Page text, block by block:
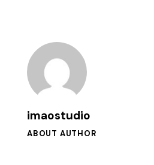
imaostudio
ABOUT AUTHOR